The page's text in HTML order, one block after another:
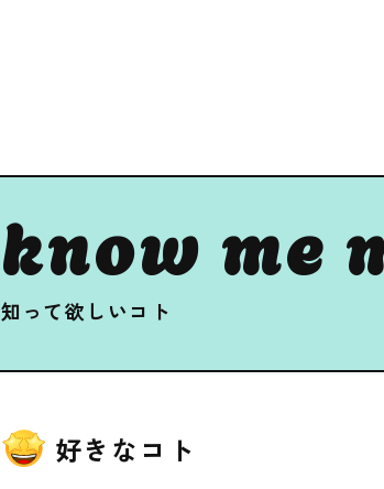
know me
知って欲しいコト
好きなコト